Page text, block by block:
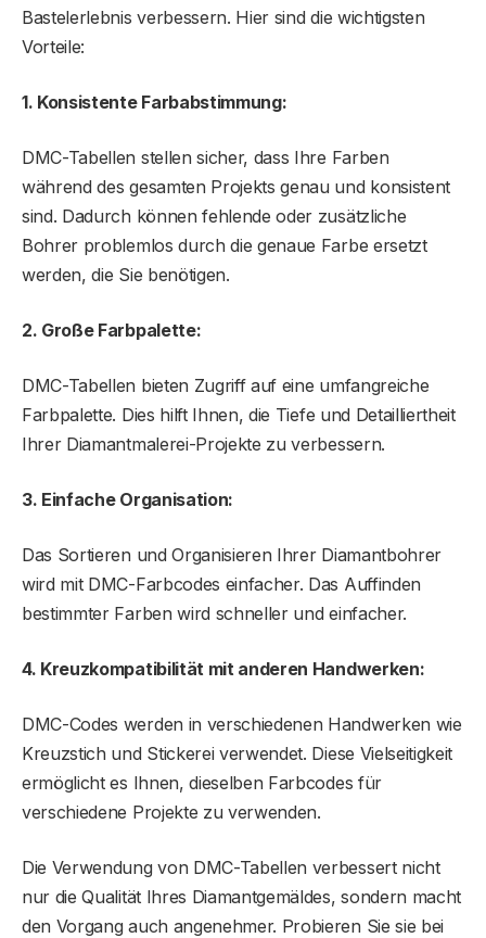
Bastelerlebnis verbessern. Hier sind die wichtigsten
Vorteile:
1. Konsistente Farbabstimmung:
DMC-Tabellen stellen sicher, dass Ihre Farben
während des gesamten Projekts genau und konsistent
sind. Dadurch können fehlende oder zusätzliche
Bohrer problemlos durch die genaue Farbe ersetzt
werden, die Sie benötigen.
2. Große Farbpalette:
DMC-Tabellen bieten Zugriff auf eine umfangreiche
Farbpalette. Dies hilft Ihnen, die Tiefe und Detailliertheit
Ihrer Diamantmalerei-Projekte zu verbessern.
3. Einfache Organisation:
Das Sortieren und Organisieren Ihrer Diamantbohrer
wird mit DMC-Farbcodes einfacher. Das Auffinden
bestimmter Farben wird schneller und einfacher.
4. Kreuzkompatibilität mit anderen Handwerken:
DMC-Codes werden in verschiedenen Handwerken wie
Kreuzstich und Stickerei verwendet. Diese Vielseitigkeit
ermöglicht es Ihnen, dieselben Farbcodes für
verschiedene Projekte zu verwenden.
Die Verwendung von DMC-Tabellen verbessert nicht
nur die Qualität Ihres Diamantgemäldes, sondern macht
den Vorgang auch angenehmer. Probieren Sie sie bei